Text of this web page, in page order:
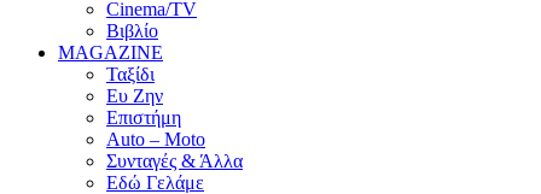
Cinema/TV
Βιβλίο
MAGAZINE
Ταξίδι
Ευ Ζην
Επιστήμη
Auto – Moto
Συνταγές & Άλλα
Εδώ Γελάμε